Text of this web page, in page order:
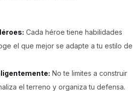
Cada héroe tiene habilidades
el que mejor se adapte a tu estilo de
No te limites a construir
el terreno y organiza tu defensa.